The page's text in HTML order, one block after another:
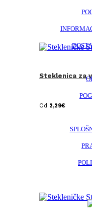
Steklenica za
Od 2,29€